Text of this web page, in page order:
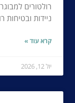
רולטורים
ניידות
קרא עוד »
יול 12, 2026